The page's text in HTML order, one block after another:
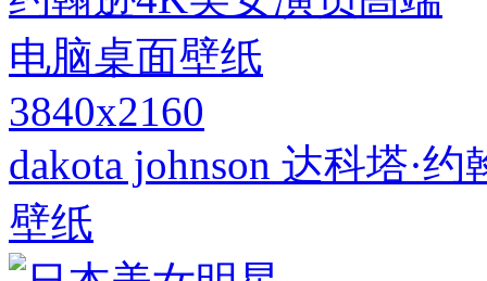
3840x2160
dakota johnson 达科塔·
壁纸